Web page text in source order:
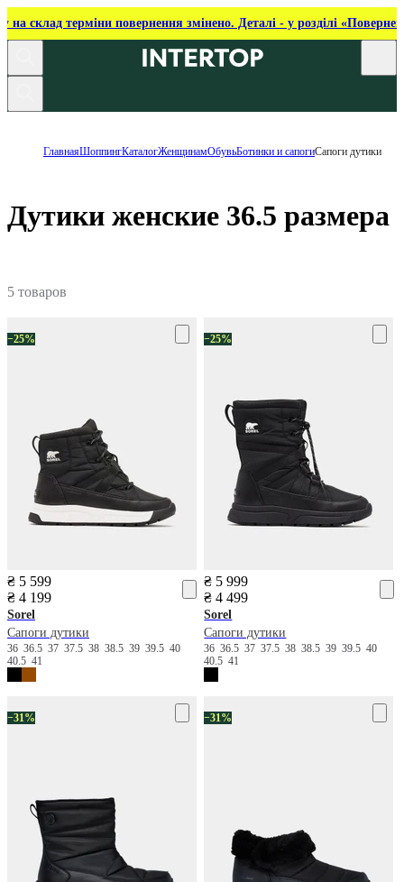
на склад терміни повернення змінено. Деталі - у розділі
ГлавнаяШоппингКаталогЖенщинамОбувьБотинки и сапогиСапоги дутики
Дутики женские 36.5 размера
5 товаров
−25%
₴ 5 599
₴ 4 199
Sorel
Сапоги дутики
36 36.5 37 37.5 38 38.5 39 39.5 40
40.5 41
−25%
₴ 5 999
₴ 4 499
Sorel
Сапоги дутики
3636.53737.53838.53939.540
40.541
−31% −31%